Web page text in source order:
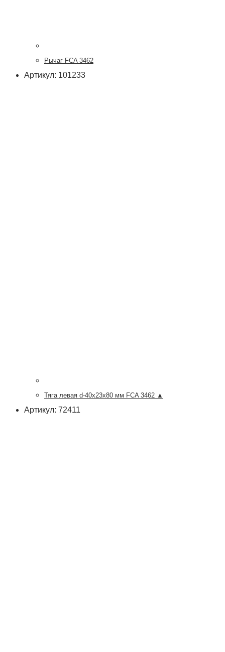
Рычаг FCA 3462
Артикул: 101233
Тяга левая d-40х23х80 мм FCA 3462 ▲
Артикул: 72411